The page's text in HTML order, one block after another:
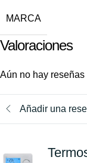
MARCA
Valoraciones
Aún no hay reseñas
Añadir una